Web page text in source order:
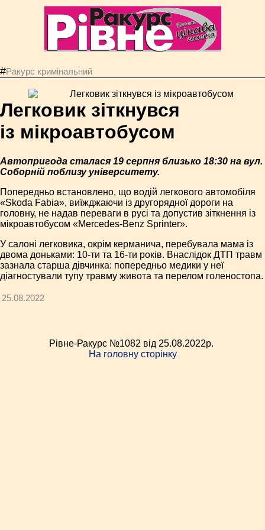
#Ракурс кримінальний
Легковик зіткнувся
із мікроавтобусом
Автопригода сталася 19 серпня близько 18:30 на вул.
Соборній поблизу університету.
Попередньо встановлено, що водій легкового автомобіля
«Skoda Fabia», виїжджаючи із другорядної дороги на
головну, не надав переваги в русі та допустив зіткнення із
мікроавтобусом «Mercedes-Benz Sprinter».
У салоні легковика, окрім керманича, перебувала мама із
двома доньками: 10-ти та 16-ти років. Внаслідок ДТП травм
зазнала старша дівчинка: попередньо медики у неї
діагностували тупу травму живота та перелом голеностопа.
25.08.2022
Рівне-Ракурс №1082 від 25.08.2022p.
На головну сторінку